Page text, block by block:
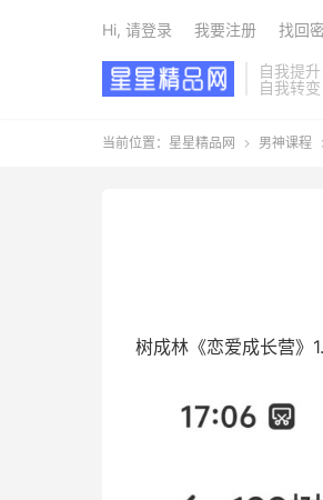
自我提升
自我转变
Hi, 请登录 我要注册 找回
当前位置： 星星精品网  男神课程
树成林《恋爱成长营》